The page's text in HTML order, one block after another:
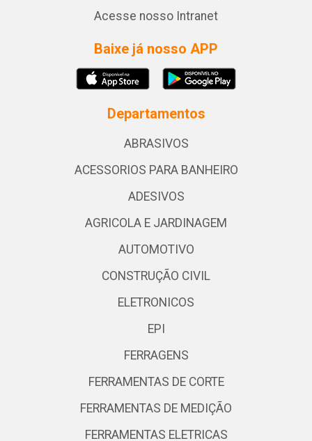
Acesse nosso Intranet
Baixe já nosso APP
Departamentos
ABRASIVOS
ACESSORIOS PARA BANHEIRO
ADESIVOS
AGRICOLA E JARDINAGEM
AUTOMOTIVO
CONSTRUÇÃO CIVIL
ELETRONICOS
EPI
FERRAGENS
FERRAMENTAS DE CORTE
FERRAMENTAS DE MEDIÇÃO
FERRAMENTAS ELETRICAS